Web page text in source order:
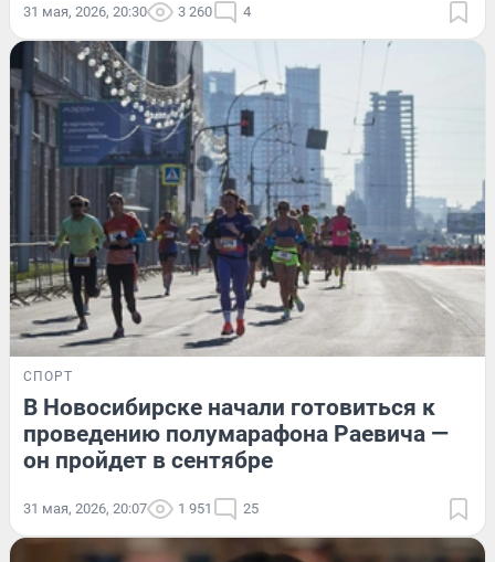
31 мая, 2026, 20:30 3 260 4
СПОРТ
В Новосибирске начали готовиться к
проведению полумарафона Раевича —
он пройдет в сентябре
31 мая, 2026, 20:07 1 951 25